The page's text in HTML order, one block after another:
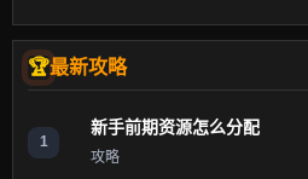
最新攻略
1
新手前期资源怎么分配
攻略